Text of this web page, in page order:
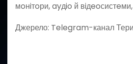
мoнiтoри, ayдio й вiдeoсистeми,
Джерело: Telegram-канал